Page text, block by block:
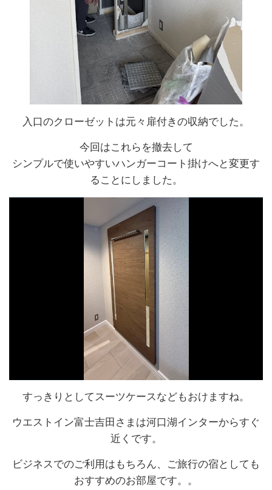
入口のクローゼットは元々扉付きの収納でした。
今回はこれらを撤去して
シンプルで使いやすいハンガーコート掛けへと変更す
ることにしました。
すっきりとしてスーツケースなどもおけますね。
ウエストイン富士吉田さまは河口湖インターからすぐ
近くです。
ビジネスでのご利用はもちろん、ご旅行の宿としても
おすすめのお部屋です。。